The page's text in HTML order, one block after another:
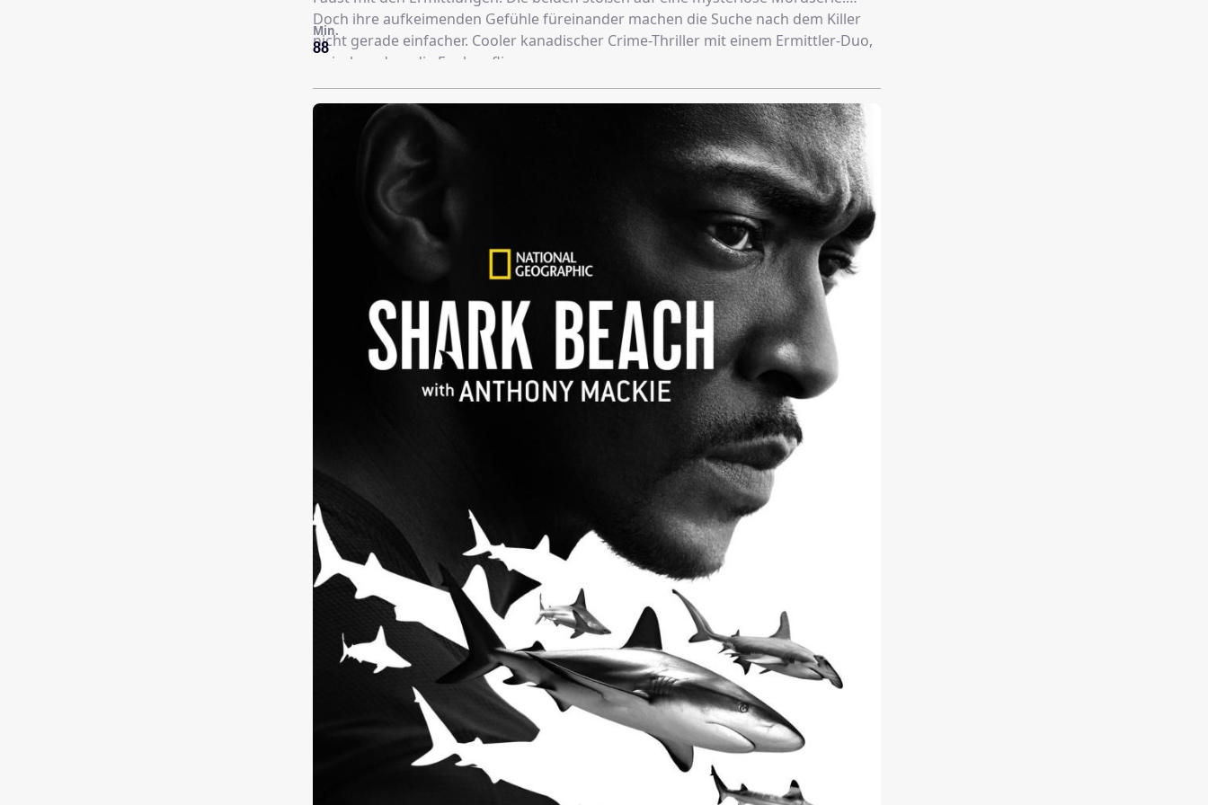
Doch ihre aufkeimenden Gefühle füreinander machen die Suche nach dem Killer
nicht gerade einfacher. Cooler kanadischer Crime-Thriller mit einem Ermittler-Duo,
zwischen dem die Funken fliegen.
88
Min.